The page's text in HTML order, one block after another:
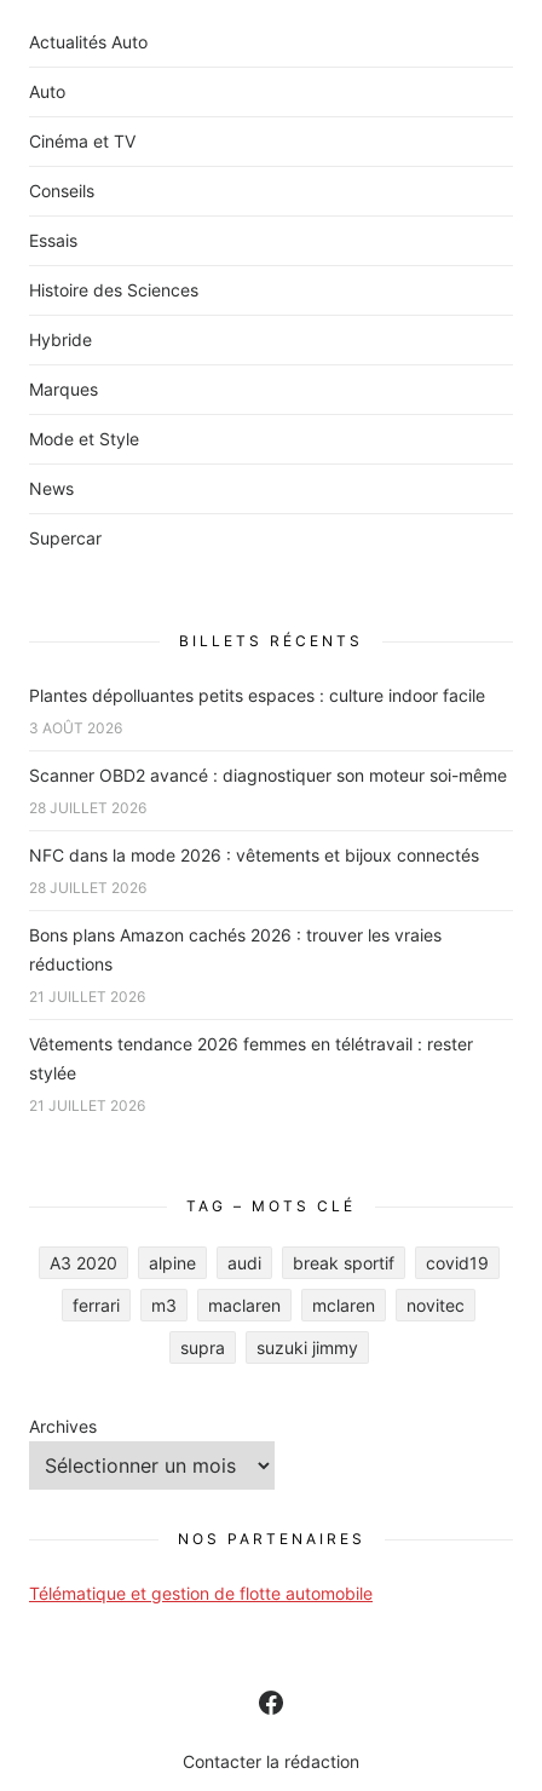
Actualités Auto
Auto
Cinéma et TV
Conseils
Essais
Histoire des Sciences
Hybride
Marques
Mode et Style
News
Supercar
BILLETS RÉCENTS
Plantes dépolluantes petits espaces : culture indoor facile
3 AOÛT 2026
Scanner OBD2 avancé : diagnostiquer son moteur soi-même
28 JUILLET 2026
NFC dans la mode 2026 : vêtements et bijoux connectés
28 JUILLET 2026
Bons plans Amazon cachés 2026 : trouver les vraies
réductions
21 JUILLET 2026
Vêtements tendance 2026 femmes en télétravail : rester
stylée
21 JUILLET 2026
TAG – MOTS CLÉ
A3 2020 alpine audi break sportif covid19
ferrari m3 maclaren mclaren novitec
supra suzuki jimmy
Archives
NOS PARTENAIRES
Télématique et gestion de flotte automobile
Contacter la rédaction